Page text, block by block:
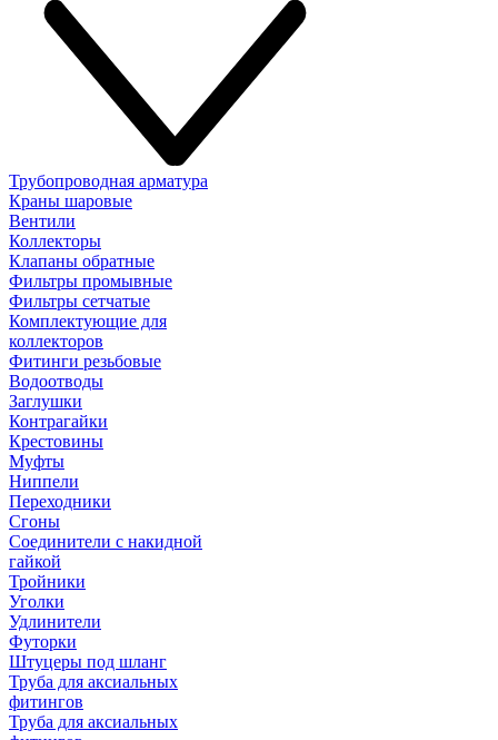
Трубопроводная арматура
Краны шаровые
Вентили
Коллекторы
Клапаны обратные
Фильтры промывные
Фильтры сетчатые
Комплектующие для
коллекторов
Фитинги резьбовые
Водоотводы
Заглушки
Контрагайки
Крестовины
Муфты
Ниппели
Переходники
Сгоны
Соединители с накидной
гайкой
Тройники
Уголки
Удлинители
Футорки
Штуцеры под шланг
Труба для аксиальных
фитингов
Труба для аксиальных